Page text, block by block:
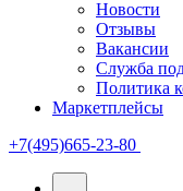
Новости
Отзывы
Вакансии
Служба
Политика
Маркетплейсы
+7(495)665-23-80